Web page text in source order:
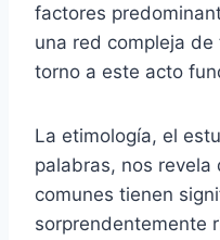
factores
una red compleja
torno a este acto
La etimología, el
palabras, nos revela
comunes tienen
sorprendentemente